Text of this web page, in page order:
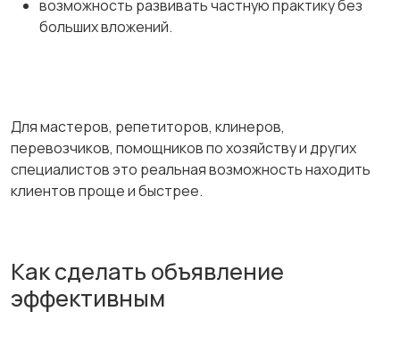
возможность развивать частную практику без
больших вложений.
Для мастеров, репетиторов, клинеров,
перевозчиков, помощников по хозяйству и других
специалистов это реальная возможность находить
клиентов проще и быстрее.
Как сделать объявление
эффективным